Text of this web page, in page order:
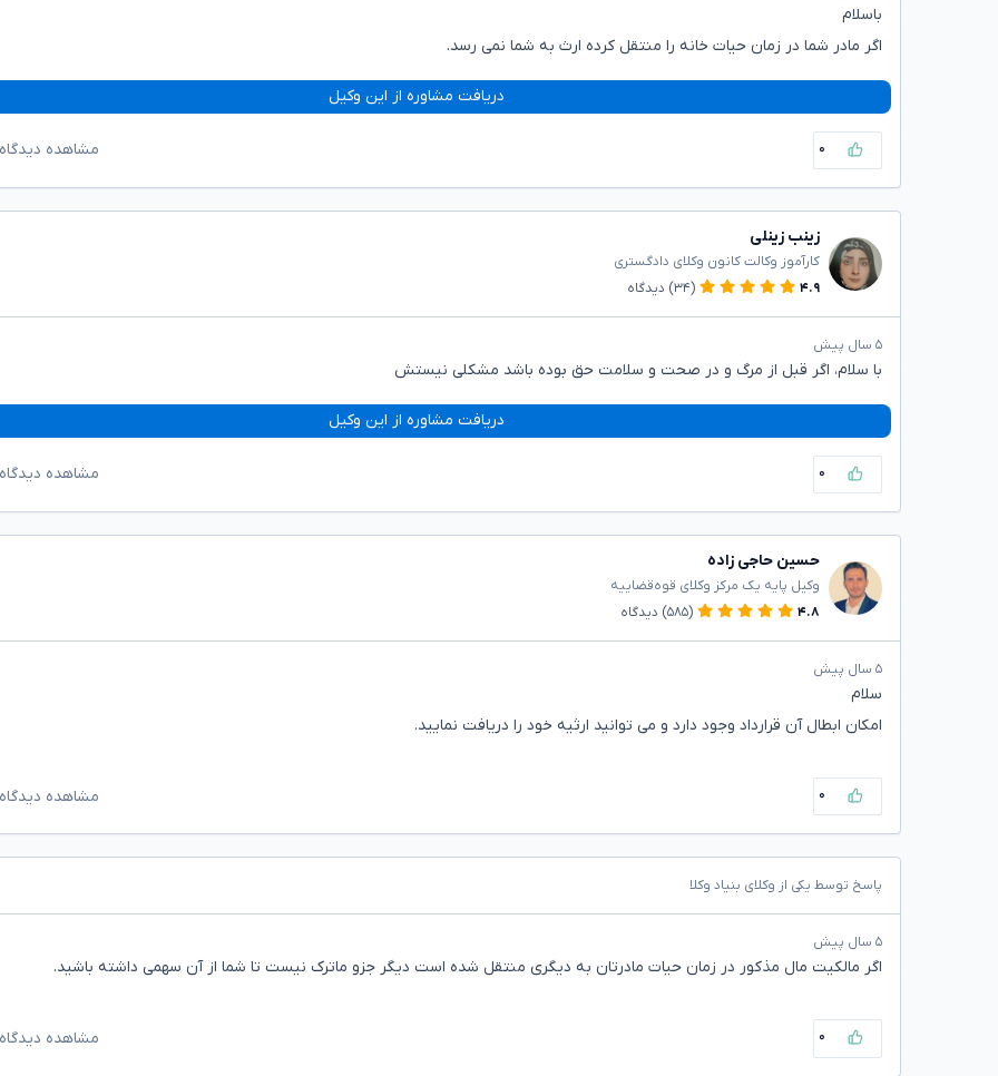
باسلام
اگر مادر شما در زمان حیات خانه را منتقل کرده ارث به شما نمی رسد.
دریافت مشاوره از این وکیل
۰ مشاهده
زینب زینلی
کارآموز وکالت کانون وکلای دادگستری
۴.۹
(۳۴) دیدگاه
۵ سال پیش
با سلام، اگر قبل از مرگ و در صحت و سلامت حق بوده باشد مشکلی نیستش
دریافت مشاوره از این وکیل
۰ مشاهده
حسین حاجی زاده
وکیل پایه یک مرکز وکلای قوه‌قضاییه
۴.۸
(۵۸۵) دیدگاه
۵ سال پیش
سلام
امکان ابطال آن قرارداد وجود دارد و می توانید ارثیه خود را دریافت نمایید.
۰ مشاهده
پاسخ توسط یکی از وکلای بنیاد وکلا
۵ سال پیش
اگر مالکیت مال مذکور در زمان حیات مادرتان به دیگری منتقل شده است دیگر جزو ماترک نیست تا شما از آن سهمی داشته باشید.
۰ مشاهده